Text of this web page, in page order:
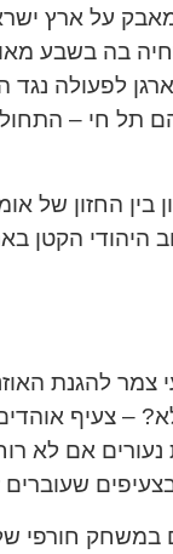
במאבק על ארץ
בה בשבע
לפעולה נגד
תל חי –
החזון של
היהודי
להגנת
– צעיף
נעורים אם לא
שעוברים
במשחק חורפי